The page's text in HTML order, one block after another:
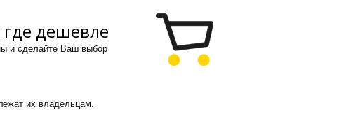
дешевле
и сделайте Ваш выбор
их владельцам.